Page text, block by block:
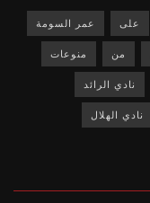
على عمر السومة
من منوعات
نادي الرائد
نادي الهلال